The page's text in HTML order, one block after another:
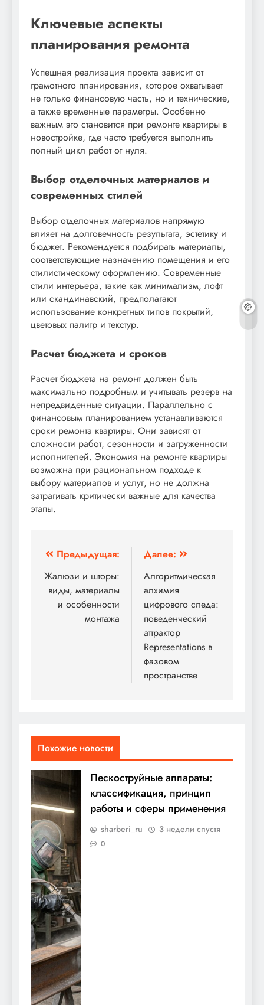
Ключевые аспекты
планирования ремонта
Успешная реализация проекта зависит от
грамотного планирования, которое охватывает
не только финансовую часть, но и технические,
а также временные параметры. Особенно
важным это становится при ремонте квартиры в
новостройке, где часто требуется выполнить
полный цикл работ от нуля.
Выбор отделочных материалов и
современных стилей
Выбор отделочных материалов напрямую
влияет на долговечность результата, эстетику и
бюджет. Рекомендуется подбирать материалы,
соответствующие назначению помещения и его
стилистическому оформлению. Современные
стили интерьера, такие как минимализм, лофт
или скандинавский, предполагают
использование конкретных типов покрытий,
цветовых палитр и текстур.
Расчет бюджета и сроков
Расчет бюджета на ремонт должен быть
максимально подробным и учитывать резерв на
непредвиденные ситуации. Параллельно с
финансовым планированием устанавливаются
сроки ремонта квартиры. Они зависят от
сложности работ, сезонности и загруженности
исполнителей. Экономия на ремонте квартиры
возможна при рациональном подходе к
выбору материалов и услуг, но не должна
затрагивать критически важные для качества
этапы.
Навигация
по
записям
Предыдущая:
Жалюзи и шторы:
виды, материалы
и особенности
монтажа
Далее:
Алгоритмическая
алхимия
цифрового следа:
поведенческий
аттрактор
Representations в
фазовом
пространстве
Похожие новости
Пескоструйные аппараты:
классификация, принцип
работы и сферы применения
sharberi_ru 3 недели спустя
0